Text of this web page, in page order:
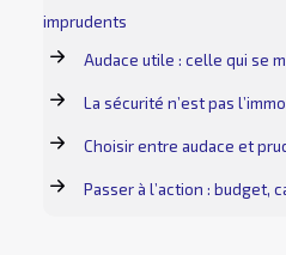
imprudents
Audace utile : celle qui se
La sécurité n’est pas
Choisir entre audace et
Passer à l’action : budget,